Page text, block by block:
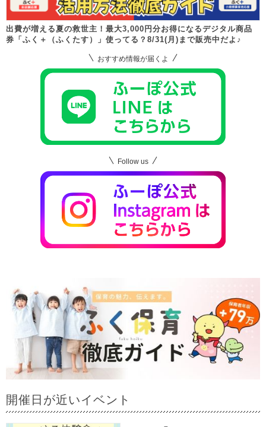
出費が増える夏の救世主！最大3,000円分お得になるデジタル商品
券「ふく＋（ふくたす）」使ってる？8/31(月)まで販売中だよ♪
おすすめ情報が届くよ
Follow us
開催日が近いイベント